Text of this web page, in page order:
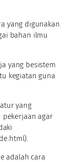
yang digunakan
bahan ilmu
yang besistem
kegiatan guna
yang
pekerjaan agar
adalah cara